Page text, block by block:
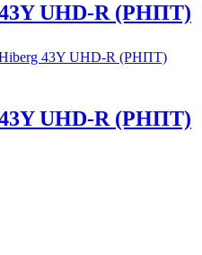
UHD-R (РНПТ)
UHD-R (РНПТ)